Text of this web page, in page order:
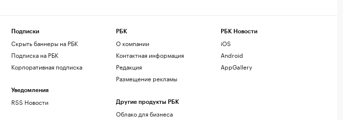
Подписки
Скрыть баннеры на РБК
Подписка на РБК
Корпоративная подписка
Уведомления
RSS Новости
РБК
О компании
Контактная информация
Редакция
Размещение рекламы
Другие продукты РБК
Облако для бизнеса
РБК Новости
iOS
Android
AppGallery